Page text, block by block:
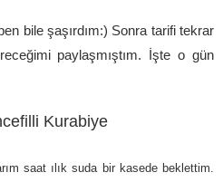
bile şaşırdım:) Sonra tarifi tekrar
paylaşmıştım. İşte o gün
Kurabiye
saat ılık suda bir kasede beklettim.